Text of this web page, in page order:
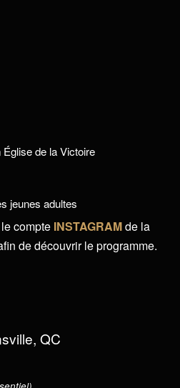
de la Victoire
jeunes adultes
compte INSTAGRAMde la
de découvrir le programme.
QC